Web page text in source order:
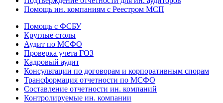
Помощь ин. компаниям с Реестром МСП
Помощь с ФСБУ
Круглые столы
Аудит по МСФО
Проверка учета ГОЗ
Кадровый аудит
Консультации по договорам и корпоративным спорам
Трансформация отчетности по МСФО
Составление отчетности ин. компаний
Контролируемые ин. компании